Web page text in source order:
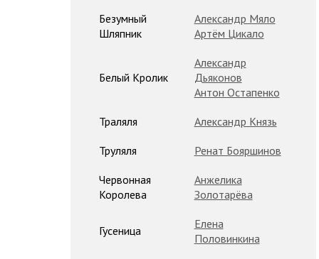
Безумный
Шляпник
Александр Мяло
Артём Цикало
Белый Кролик
Александр
Дьяконов
Антон Остапенко
Траляля Александр Князь
Труляля Ренат Бояршинов
Червонная
Королева
Анжелика
Золотарёва
Гусеница
Елена
Половинкина